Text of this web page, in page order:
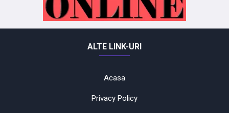
ALTE LINK-URI
Acasa
Privacy Policy